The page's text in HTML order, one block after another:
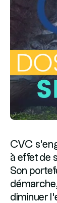
CVC
à effet de
Son
diminuer